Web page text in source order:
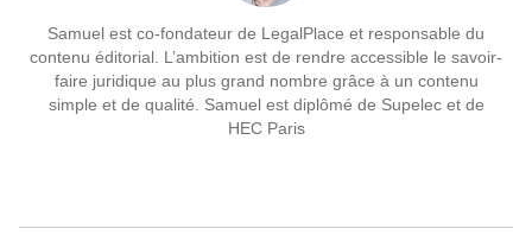
Samuel est co-fondateur de LegalPlace et responsable du
contenu éditorial. L’ambition est de rendre accessible le savoir-
faire juridique au plus grand nombre grâce à un contenu
simple et de qualité. Samuel est diplômé de Supelec et de
HEC Paris